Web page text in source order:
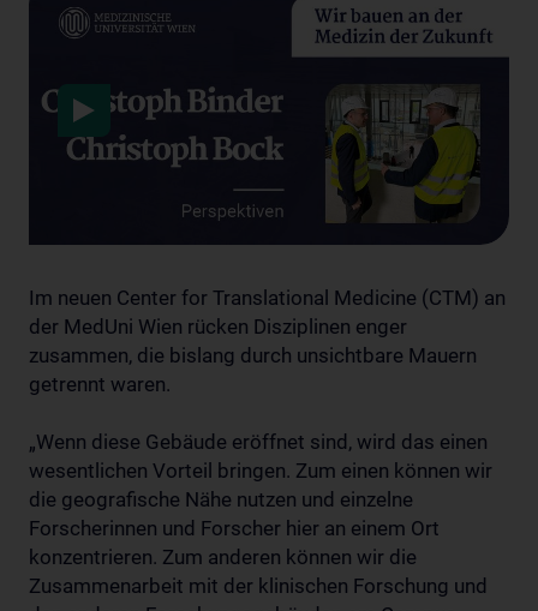
Im neuen Center for Translational Medicine (CTM) an
der MedUni Wien rücken Disziplinen enger
zusammen, die bislang durch unsichtbare Mauern
getrennt waren.
„Wenn diese Gebäude eröffnet sind, wird das einen
wesentlichen Vorteil bringen. Zum einen können wir
die geografische Nähe nutzen und einzelne
Forscherinnen und Forscher hier an einem Ort
konzentrieren. Zum anderen können wir die
Zusammenarbeit mit der klinischen Forschung und